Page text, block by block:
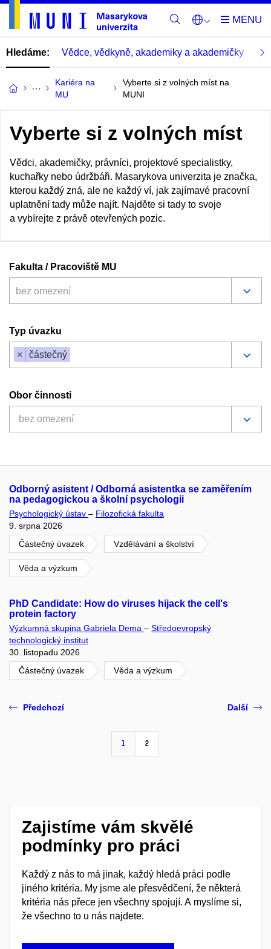
Hledáme: Vědce, vědkyně, akademiky a akademičky
Kariéra na
MU
Vyberte si z volných míst na
MUNI
Vyberte si z volných míst
Vědci, akademičky, právníci, projektové specialistky,
kuchařky nebo údržbáři. Masarykova univerzita je značka,
kterou každý zná, ale ne každý ví, jak zajímavé pracovní
uplatnění tady může najít. Najděte si tady to svoje
a vybírejte z právě otevřených pozic.
Fakulta / Pracoviště MU
bez omezení
Typ úvazku
× částečný
Obor činnosti
bez omezení
Odborný asistent / Odborná asistentka se zaměřením
na pedagogickou a školní psychologii
Psychologický ústav – Filozofická fakulta
9. srpna 2026
Částečný úvazek
Vzdělávání a školství
Věda a výzkum
PhD Candidate: How do viruses hijack the cell's
protein factory
Výzkumná skupina Gabriela Dema – Středoevropský
technologický institut
30. listopadu 2026
Částečný úvazek
Věda a výzkum
Předchozí
1 2
Další
Zajistíme vám skvělé
podmínky pro práci
Každý z nás to má jinak, každý hledá práci podle
jiného kritéria. My jsme ale přesvědčení, že některá
kritéria nás přece jen všechny spojují. A myslíme si,
že všechno to u nás najdete.